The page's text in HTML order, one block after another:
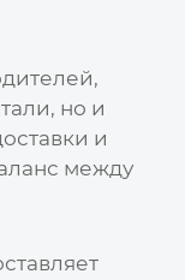
но и
и
между